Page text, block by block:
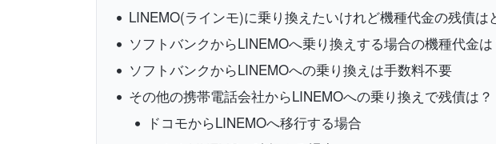
LINEMO(ラインモ)に乗り換えたいけれど機種代金の残債は
ソフトバンクからLINEMOへ乗り換えする場合の機種代金は
ソフトバンクからLINEMOへの乗り換えは手数料不要
その他の携帯電話会社からLINEMOへの乗り換えで残債は？
ドコモからLINEMOへ移行する場合